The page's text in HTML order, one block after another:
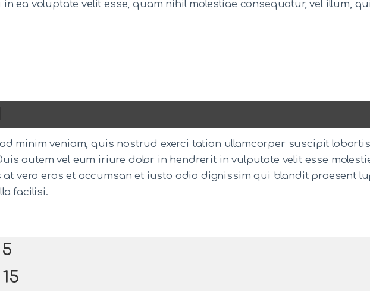
ea voluptate velit esse, quam nihil molestiae consequatur, vel illum,
minim veniam, quis nostrud exerci tation ullamcorper suscipit
autem vel eum iriure dolor in hendrerit in vulputate velit esse
at vero eros et accumsan et iusto odio dignissim qui blandit praesent
facilisi.